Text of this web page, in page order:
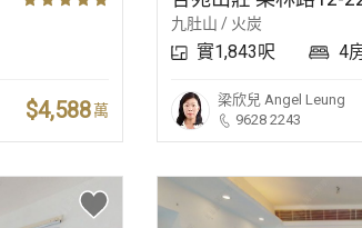
$4,588萬
九肚山 / 火炭
實1,843呎 4
梁欣兒Angel Leung
9628 2243